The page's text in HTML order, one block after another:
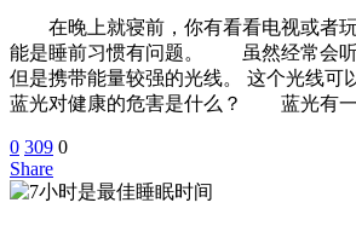
在晚上就寝前，你有看看电视或者玩
能是睡前习惯有问题。 虽然经常会
但是携带能量较强的光线。 这个光线
蓝光对健康的危害是什么？ 蓝光有一
0 309 0
Share